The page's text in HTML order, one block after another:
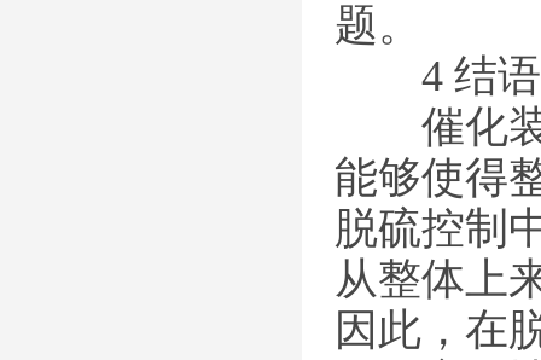
题。
4 结
催化装
能够使得
脱硫控制
从整体上
因此，在